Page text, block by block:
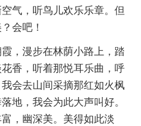
气，听鸟儿欢乐乐章。但
会吧！
，漫步在林荫小路上，踏
香，听着那悦耳乐曲，呼
会去山间采摘那红如火枫
地，我会为此大声叫好。
，幽深美。美得如此淡